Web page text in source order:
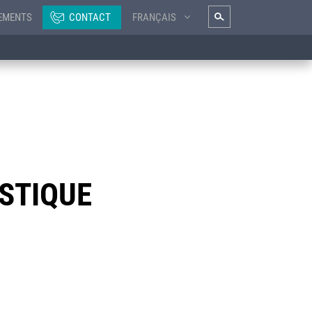
CONTACT FRANÇAIS